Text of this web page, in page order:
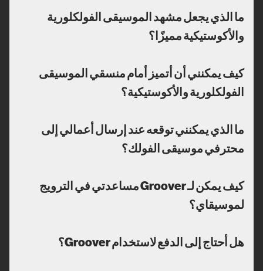
ما الذي يجعل مشهد الموسيقى الفولكلورية
والأكوستيكية مميزًا؟
كيف يمكنني أن أتميز أمام منسقي الموسيقى
الفولكلورية والأكوستيكية؟
ما الذي يمكنني توقعه عند إرسال أعمالي إلى
محترفي موسيقى الفولك؟
كيف يمكن لـ Groover مساعدتي في الترويج
لموسيقاي؟
هل أحتاج إلى الدفع لاستخدام Groover؟